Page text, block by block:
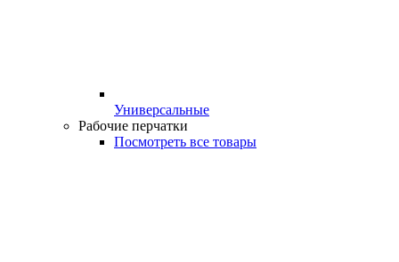
Универсальные
Рабочие перчатки
Посмотреть все товары